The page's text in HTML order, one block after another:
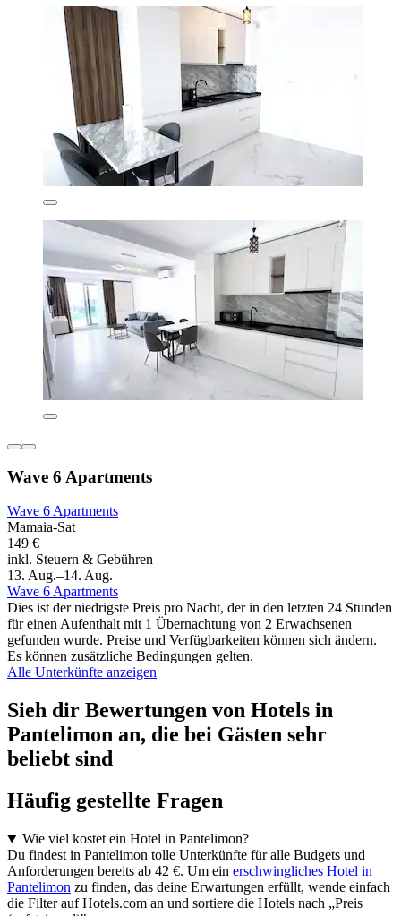
Wave 6 Apartments
Wave 6 Apartments
Mamaia-Sat
149 €
inkl. Steuern & Gebühren
13. Aug.–14. Aug.
Wave 6 Apartments
Dies ist der niedrigste Preis pro Nacht, der in den letzten 24 Stunden
für einen Aufenthalt mit 1 Übernachtung von 2 Erwachsenen
gefunden wurde. Preise und Verfügbarkeiten können sich ändern.
Es können zusätzliche Bedingungen gelten.
Alle Unterkünfte anzeigen
Sieh dir Bewertungen von Hotels in
Pantelimon an, die bei Gästen sehr
beliebt sind
Häufig gestellte Fragen
Wie viel kostet ein Hotel in Pantelimon?
Du findest in Pantelimon tolle Unterkünfte für alle Budgets und
Anforderungen bereits ab 42 €. Um ein erschwingliches Hotel in
Pantelimon zu finden, das deine Erwartungen erfüllt, wende einfach
die Filter auf Hotels.com an und sortiere die Hotels nach „Preis